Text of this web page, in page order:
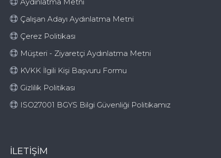
Aydınlatma Metni
Çalışan Adayı Aydınlatma Metni
Çerez Politikası
Müşteri - Ziyaretçi Aydınlatma Metni
KVKK İlgili Kişi Başvuru Formu
Gizlilik Politikası
ISO27001 BGYS Bilgi Güvenliği Politikamız
İLETIŞIM